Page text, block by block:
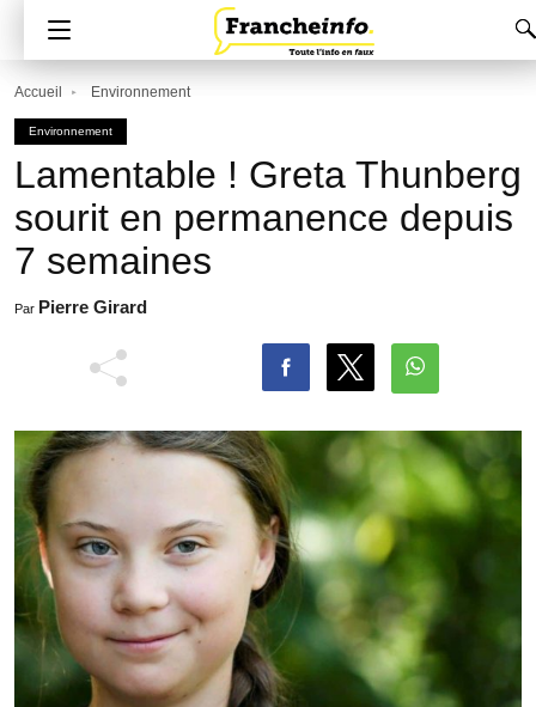
Accueil Environnement
Environnement
Lamentable ! Greta Thunberg
sourit en permanence depuis
7 semaines
Par Pierre Girard